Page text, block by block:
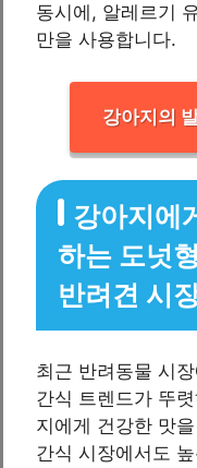
동시에, 알레르기
만을 사용합니다.
강아지의
강아지에
하는 도넛
반려견 시
최근 반려동물 시장
간식 트렌드가 뚜
지에게 건강한 맛
간식 시장에서도